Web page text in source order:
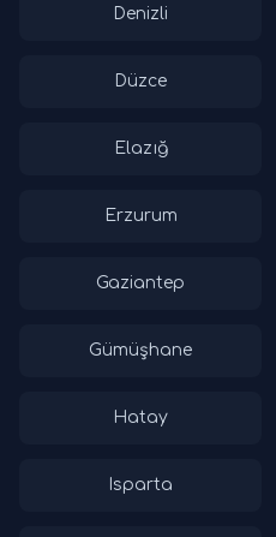
Denizli
Düzce
Elazığ
Erzurum
Gaziantep
Gümüşhane
Hatay
Isparta